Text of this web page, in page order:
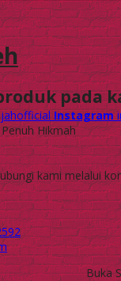
pada
Instagram
Hikmah
kami melalui
Buka